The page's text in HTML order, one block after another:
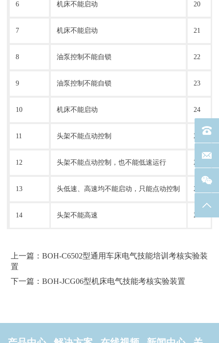
6 机床不能启动 20
7 机床不能启动 21
8 油泵控制不能自锁 22
9 油泵控制不能自锁 23
10 机床不能启动 24
11 头架不能点动控制 25
12 头架不能点动控制，也不能低速运行 26
13 头低速、高速均不能启动，只能点动控制 27
14 头架不能高速 28
上一篇：BOH-C6502型通用车床电气技能培训考核实验装
置
下一篇：BOH-JCG06型机床电气技能考核实验装置
电话
联系
返回